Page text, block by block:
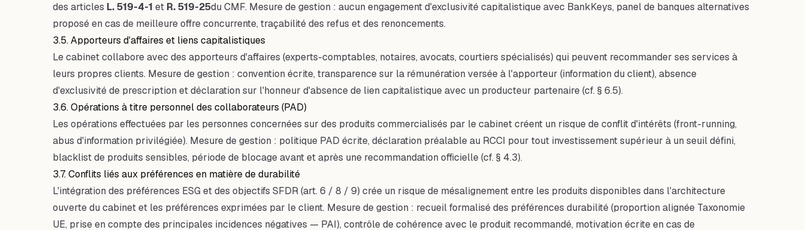
des articles L. 519-4-1 et R. 519-25du CMF. Mesure de gestion : aucun engagement d'exclusivité capitalistique avec BankKeys, panel de banques alternatives
proposé en cas de meilleure offre concurrente, traçabilité des refus et des renoncements.
3.5. Apporteurs d'affaires et liens capitalistiques
Le cabinet collabore avec des apporteurs d'affaires (experts-comptables, notaires, avocats, courtiers spécialisés) qui peuvent recommander ses services à
leurs propres clients. Mesure de gestion : convention écrite, transparence sur la rémunération versée à l'apporteur (information du client), absence
d'exclusivité de prescription et déclaration sur l'honneur d'absence de lien capitalistique avec un producteur partenaire (cf. § 6.5).
3.6. Opérations à titre personnel des collaborateurs (PAD)
Les opérations effectuées par les personnes concernées sur des produits commercialisés par le cabinet créent un risque de conflit d'intérêts (front-running,
abus d'information privilégiée). Mesure de gestion : politique PAD écrite, déclaration préalable au RCCI pour tout investissement supérieur à un seuil défini,
blacklist de produits sensibles, période de blocage avant et après une recommandation officielle (cf. § 4.3).
3.7. Conflits liés aux préférences en matière de durabilité
L'intégration des préférences ESG et des objectifs SFDR (art. 6 / 8 / 9) crée un risque de mésalignement entre les produits disponibles dans l'architecture
ouverte du cabinet et les préférences exprimées par le client. Mesure de gestion : recueil formalisé des préférences durabilité (proportion alignée Taxonomie
UE, prise en compte des principales incidences négatives — PAI), contrôle de cohérence avec le produit recommandé, motivation écrite en cas de